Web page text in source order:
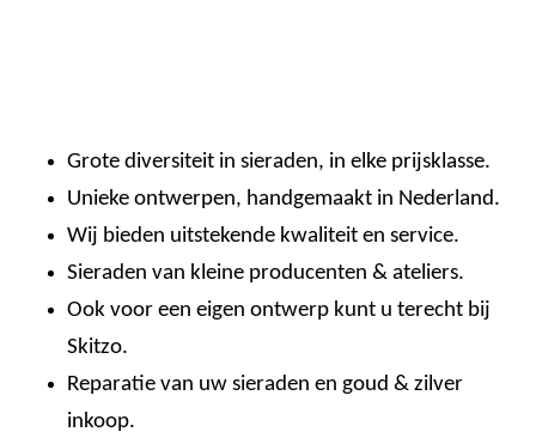
Grote diversiteit in sieraden, in elke prijsklasse.
Unieke ontwerpen, handgemaakt in Nederland.
Wij bieden uitstekende kwaliteit en service.
Sieraden van kleine producenten & ateliers.
Ook voor een eigen ontwerp kunt u terecht bij
Skitzo.
Reparatie van uw sieraden en goud & zilver
inkoop.